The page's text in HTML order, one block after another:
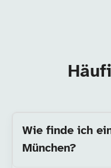
Wie finde ich
München?